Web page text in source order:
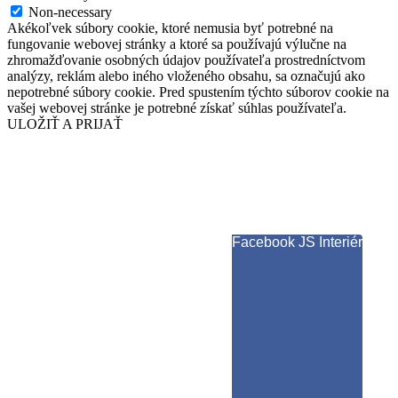
Non-necessary
Akékoľvek súbory cookie, ktoré nemusia byť potrebné na
fungovanie webovej stránky a ktoré sa používajú výlučne na
zhromažďovanie osobných údajov používateľa prostredníctvom
analýzy, reklám alebo iného vloženého obsahu, sa označujú ako
nepotrebné súbory cookie. Pred spustením týchto súborov cookie na
vašej webovej stránke je potrebné získať súhlas používateľa.
ULOŽIŤ A PRIJAŤ
Facebook JS Interiér